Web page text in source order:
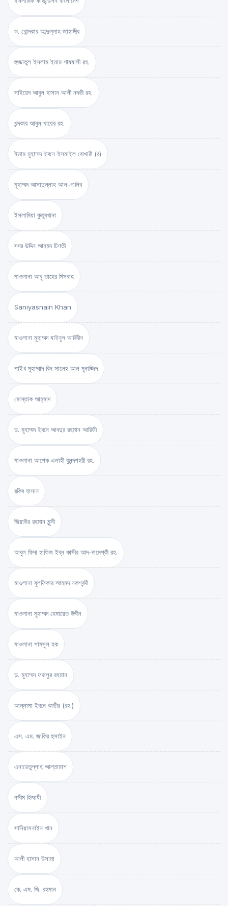
ড. খোন্দকার আব্দুল্লাহ জাহাঙ্গীর
হুজ্জাতুল ইসলাম ইমাম গাযযালী রহ.
সাইয়েদ আবুল হাসান আলী নদভী রহ.
খন্দকার আবুল খায়ের রহ.
ইমাম মুহাম্মদ ইবনে ইসমাইল বোখারী (র)
মুহাম্মদ আসাদুল্লাহ আল-গালিব
ইসলামিয়া কুতুবখানা
সদর উদ্দিন আহমদ চিশতী
মাওলানা আবু তাহের মিসবাহ
Saniyasnain Khan
মাওলানা মুহাম্মদ যাইনুল আবিদীন
শাইখ মুহাম্মাদ বিন সালেহ আল মুনাজ্জিদ
মোস্তাক আহ্‌মাদ
ড. মুহাম্মদ ইবনে আবদুর রহমান আরিফী
মাওলানা আশেক এলাহী বুলন্দশহরী রহ.
রকিব হাসান
জিয়াউর রহমান মুন্সী
আবুল ফিদা হাফিজ ইব্‌ন কাসীর আদ-দামেশ্‌কী রহ.
মাওলানা যুলফিকার আহমদ নকশবন্দী
মাওলানা মুহাম্মদ হেমায়েত উদ্দীন
মাওলানা শামসুল হক
ড. মুহাম্মদ ফজলুর রহমান
আল্লামা ইবনে কাছীর (রহ.)
এস. এম. জাকির হুসাইন
এনায়েতুল্লাহ আল্‌তামাশ
নসীম হিজাযী
সানিয়াসনাইন খান
আলী হাসান উসামা
কে. এম. জি. রহমান